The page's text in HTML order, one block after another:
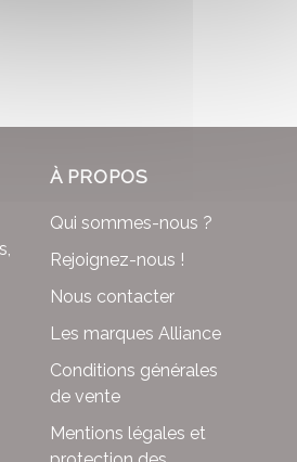
À PROPOS
Qui sommes-nous ?
Rejoignez-nous !
Nous contacter
Les marques Alliance
Conditions générales
de vente
Mentions légales et